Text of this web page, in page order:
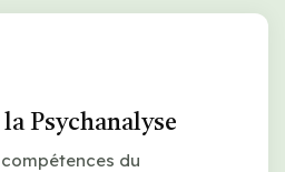
Psychanalyse
du